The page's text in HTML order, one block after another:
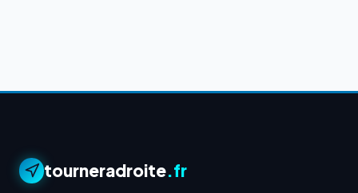
tourneradroite.fr